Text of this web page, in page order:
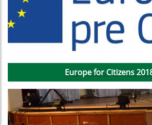
Europe for Citizens